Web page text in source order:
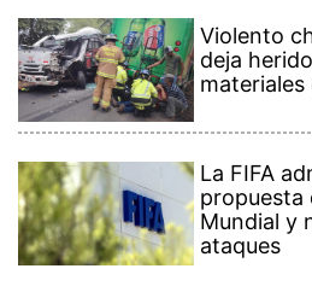
Violento
deja
materiales
La FIFA
propuesta
Mundial y
ataques